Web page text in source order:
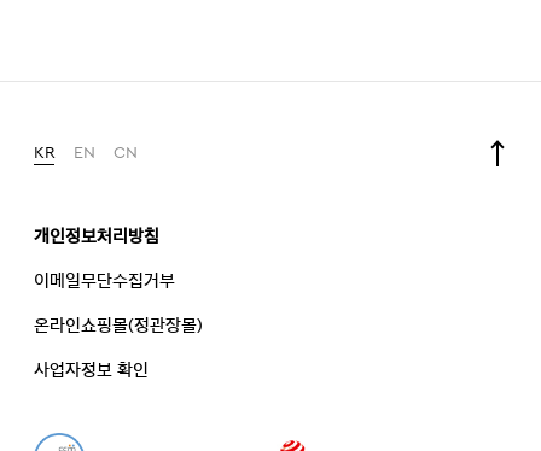
KR EN CN
개인정보처리방침
이메일무단수집거부
온라인쇼핑몰(정관장몰)
사업자정보 확인